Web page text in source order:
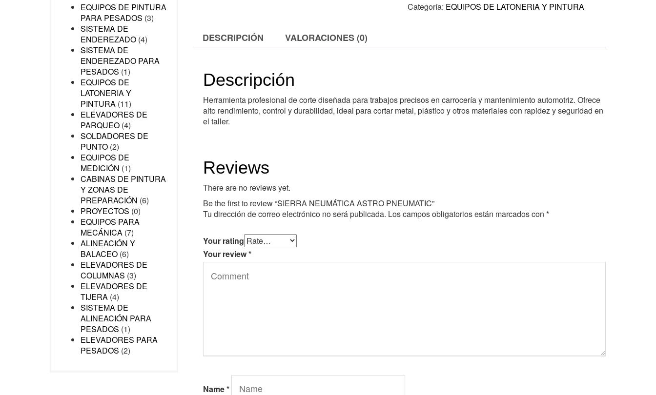
EQUIPOS DE PINTURA
PARA PESADOS (3)
SISTEMA DE
ENDEREZADO (4)
SISTEMA DE
ENDEREZADO PARA
PESADOS (1)
EQUIPOS DE
LATONERIA Y
PINTURA (11)
ELEVADORES DE
PARQUEO (4)
SOLDADORES DE
PUNTO (2)
EQUIPOS DE
MEDICIÓN (1)
CABINAS DE PINTURA
Y ZONAS DE
PREPARACIÓN (6)
PROYECTOS (0)
EQUIPOS PARA
MECÁNICA (7)
ALINEACIÓN Y
BALACEO (6)
ELEVADORES DE
COLUMNAS (3)
ELEVADORES DE
TIJERA (4)
SISTEMA DE
ALINEACIÓN PARA
PESADOS (1)
ELEVADORES PARA
PESADOS (2)
Categoría: EQUIPOS DE LATONERIA Y PINTURA
DESCRIPCIÓN VALORACIONES (0)
Descripción
Herramienta profesional de corte diseñada para trabajos precisos en carrocería y mantenimiento automotriz. Ofrece
alto rendimiento, control y durabilidad, ideal para cortar metal, plástico y otros materiales con rapidez y seguridad en
el taller.
Reviews
There are no reviews yet.
Be the first to review “SIERRA NEUMÁTICA ASTRO PNEUMATIC”
Tu dirección de correo electrónico no será publicada. Los campos obligatorios están marcados con *
Your rating
Your review*
Name*